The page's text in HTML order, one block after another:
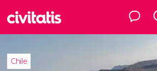
Chile